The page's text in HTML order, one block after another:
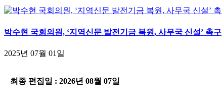
박수현 국회의원, ‘지역신문 발전기금 복원, 사무국 신설’ 촉구
2025년 07월 01일
최종 편집일 : 2026년 08월 07일